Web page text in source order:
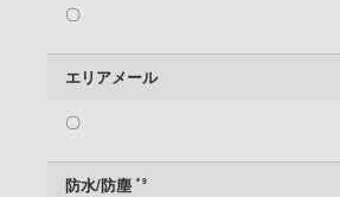
〇
エリアメール
〇
防水/防塵 ＊9